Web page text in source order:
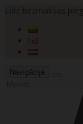
Navigācija